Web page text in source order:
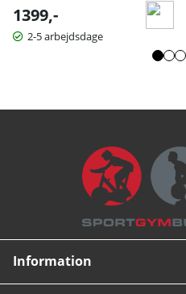
1399,-
2-5 arbejdsdage
Information